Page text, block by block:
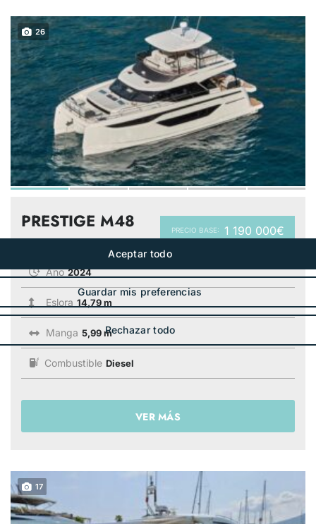
26
PRECIO BASE: 1 190 000€
PRESTIGE M48
Año 2024
Eslora 14,79 m
Manga 5,99 m
Combustible Diesel
VER MÁS
17